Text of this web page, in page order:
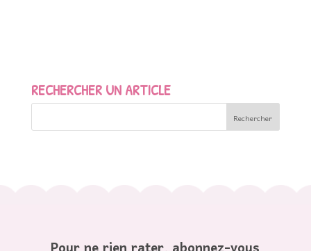
RECHERCHER UN ARTICLE